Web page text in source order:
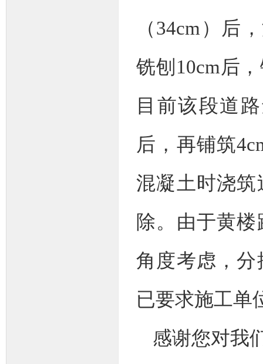
（34cm）后
铣刨10cm后
目前该段道
后，再铺筑
混凝土时浇
除。由于黄
角度考虑，
已要求施工单
感谢您对我